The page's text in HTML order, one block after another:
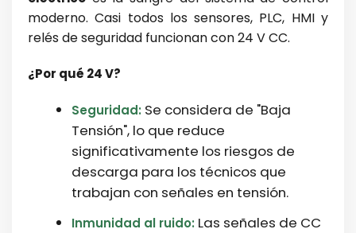
moderno. Casi todos los sensores, PLC, HMI y
relés de seguridad funcionan con 24 V CC.
¿Por qué 24 V?
Seguridad: Se considera de "Baja
Tensión", lo que reduce
significativamente los riesgos de
descarga para los técnicos que
trabajan con señales en tensión.
Inmunidad al ruido: Las señales de CC